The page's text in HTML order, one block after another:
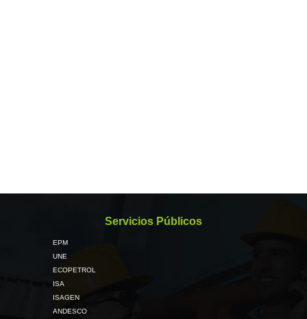
Servicios Públicos
EPM
UNE
ECOPETROL
ISA
ISAGEN
ANDESCO